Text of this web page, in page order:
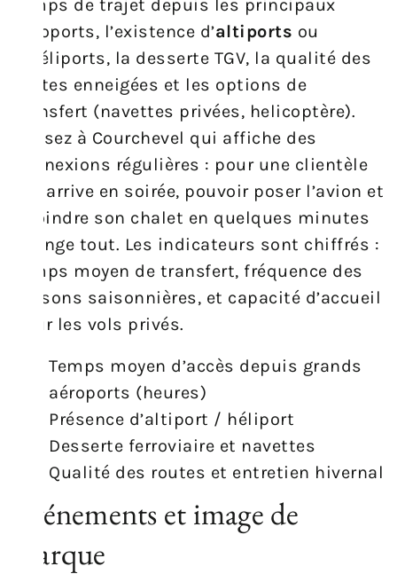
temps de trajet depuis les principaux
aéroports, l’existence d’altiports ou
d’héliports, la desserte TGV, la qualité des
routes enneigées et les options de
transfert (navettes privées, helicoptère).
Pensez à Courchevel qui affiche des
connexions régulières : pour une clientèle
qui arrive en soirée, pouvoir poser l’avion et
rejoindre son chalet en quelques minutes
change tout. Les indicateurs sont chiffrés :
temps moyen de transfert, fréquence des
liaisons saisonnières, et capacité d’accueil
pour les vols privés.
Temps moyen d’accès depuis grands
aéroports (heures)
Présence d’altiport / héliport
Desserte ferroviaire et navettes
Qualité des routes et entretien hivernal
Événements et image de
marque